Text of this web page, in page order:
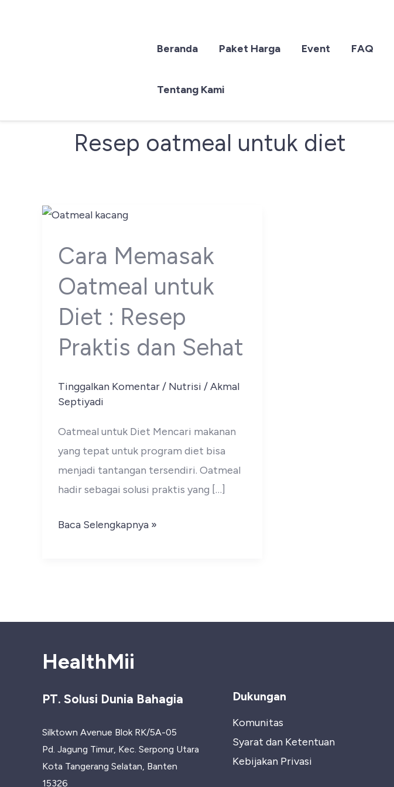
Beranda Paket Harga Event FAQ
Tentang Kami
Resep oatmeal untuk diet
Cara Memasak
Oatmeal untuk
Diet : Resep
Praktis dan Sehat
Tinggalkan Komentar/ Nutrisi /Akmal
Septiyadi
Oatmeal untuk Diet Mencari makanan
yang tepat untuk program diet bisa
menjadi tantangan tersendiri. Oatmeal
hadir sebagai solusi praktis yang […]
Cara
:
Praktis
Sehat
Baca Selengkapnya »
HealthMii
PT. Solusi Dunia Bahagia
Silktown Avenue Blok RK/5A-05
Pd. Jagung Timur, Kec. Serpong Utara
Kota Tangerang Selatan, Banten
15326
Dukungan
Komunitas
Syarat dan Ketentuan
Kebijakan Privasi